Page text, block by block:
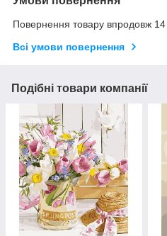
Повернення товару впродовж 14
Всі умови повернення
Подібні товари компанії